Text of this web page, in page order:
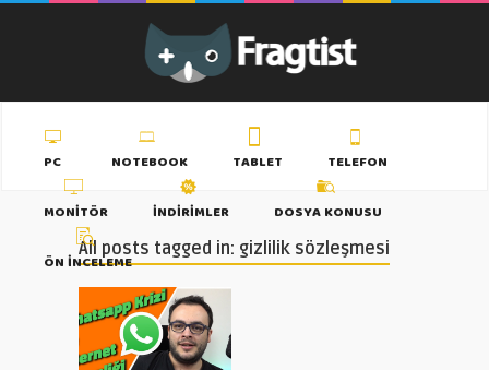
PC NOTEBOOK TABLET
TELEFON
MONITÖR
İNDIRIMLER
DOSYA KONUSU
ÖN İNCELEME
All posts tagged in: gizlilik sözleşmesi